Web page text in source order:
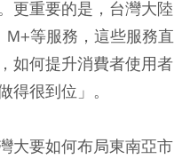
更重要的是，台灣大陸
M+等服務，這些服務直
如何提升消費者使用者
得很到位」。
大要如何布局東南亞市